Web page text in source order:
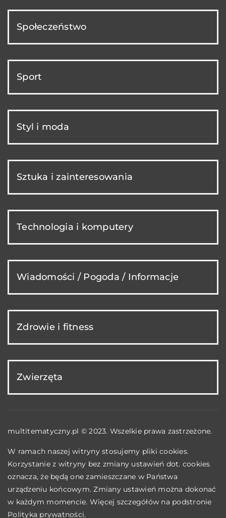
Społeczeństwo
Sport
Styl i moda
Sztuka i zainteresowania
Technologia i komputery
Wiadomości / Pogoda / Informacje
Zdrowie i fitness
Zwierzęta
multitematyczny.pl © 2023. Wszelkie prawa zastrzeżone.
W ramach naszej witryny stosujemy pliki cookies.
Korzystanie z witryny bez zmiany ustawień dot. cookies
oznacza, że będą one zamieszczane w Państwa
urządzeniu końcowym. Zmiany ustawień można dokonać
w każdym momencie. Więcej szczegółów na podstronie
Polityka prywatności.